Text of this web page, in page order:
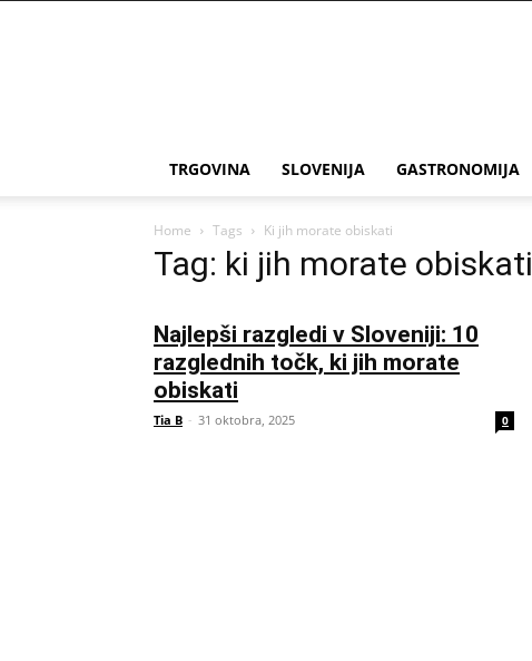
TRGOVINA SLOVENIJA GASTRONOMIJA
Home Tags Ki jih morate obiskati
Tag: ki jih morate obiskati
Najlepši razgledi v Sloveniji: 10
razglednih točk, ki jih morate
obiskati
Tia B - 31 oktobra, 2025 0